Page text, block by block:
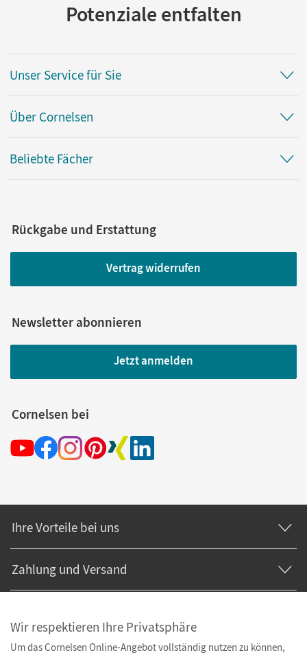
Potenziale entfalten
Unser Service für Sie
Über Cornelsen
Beliebte Fächer
Rückgabe und Erstattung
Vertrag widerrufen
Newsletter abonnieren
Jetzt anmelden
Cornelsen bei
Ihre Vorteile bei uns
Zahlung und Versand
Wir respektieren Ihre Privatsphäre
Um das Cornelsen Online-Angebot vollständig nutzen zu können,